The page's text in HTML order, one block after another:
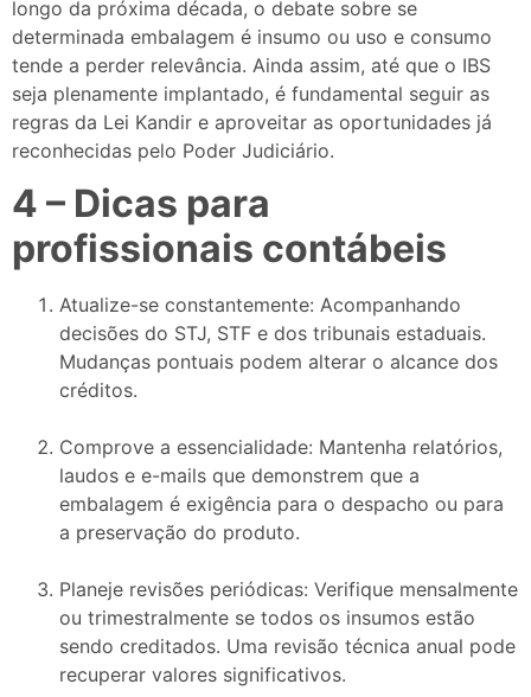
longo da próxima década, o debate sobre se
determinada embalagem é insumo ou uso e consumo
tende a perder relevância. Ainda assim, até que o IBS
seja plenamente implantado, é fundamental seguir as
regras da Lei Kandir e aproveitar as oportunidades já
reconhecidas pelo Poder Judiciário.
4 – Dicas para
profissionais contábeis
Atualize-se constantemente: Acompanhando
decisões do STJ, STF e dos tribunais estaduais.
Mudanças pontuais podem alterar o alcance dos
créditos.
Comprove a essencialidade: Mantenha relatórios,
laudos e e-mails que demonstrem que a
embalagem é exigência para o despacho ou para
a preservação do produto.
Planeje revisões periódicas: Verifique mensalmente
ou trimestralmente se todos os insumos estão
sendo creditados. Uma revisão técnica anual pode
recuperar valores significativos.